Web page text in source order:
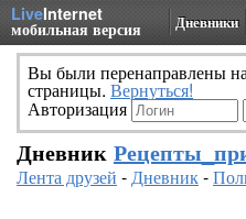
LiveInternet
мобильная версия Дневники
Вы были перенаправлены
страницы. Вернуться!
Авторизация
Дневник
Лента друзей -Дневник-